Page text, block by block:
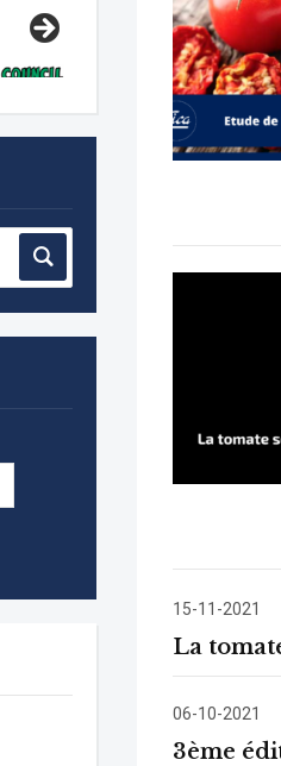
15-11-2021
La
06-10-2021
3ème